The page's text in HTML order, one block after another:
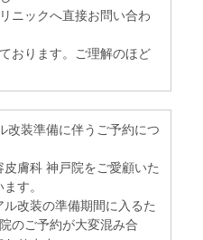
ニックへ直接お問い合わ
おります。ご理解のほど
改装準備に伴うご予約につ
膚科 神戸院をご愛顧いた
す。
改装の準備期間に入るた
のご予約が大変混み合